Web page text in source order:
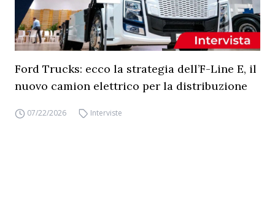
Ford Trucks: ecco la strategia dell’F-Line E, il
nuovo camion elettrico per la distribuzione
07/22/2026 Interviste